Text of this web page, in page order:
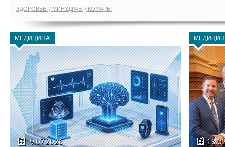
ЗДОРОВЬЕ МИНЗДРАВ КОМАРЫ
МЕДИЦИНА
9.07.2026